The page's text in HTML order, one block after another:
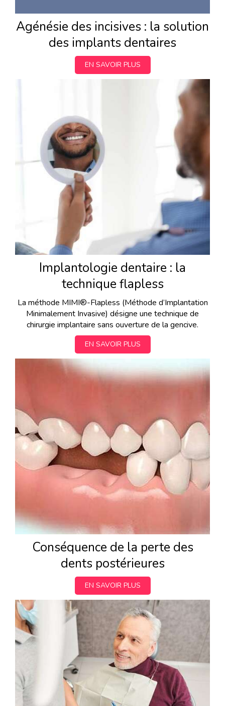
Agénésie des incisives : la solution
des implants dentaires
EN SAVOIR PLUS
Implantologie dentaire : la
technique flapless
La méthode MIMI®-Flapless (Méthode d’Implantation
Minimalement Invasive) désigne une technique de
chirurgie implantaire sans ouverture de la gencive.
EN SAVOIR PLUS
Conséquence de la perte des
dents postérieures
EN SAVOIR PLUS